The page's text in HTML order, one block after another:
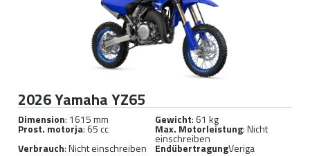
2026 Yamaha YZ65
Dimension: 1615 mm Gewicht: 61 kg
Prost. motorja: 65 cc Max. Motorleistung: Nicht
einschreiben
Verbrauch: Nicht einschreiben EndübertragungVeriga